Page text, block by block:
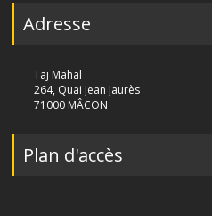
Adresse
Taj Mahal
264, Quai Jean Jaurès
71000 MÂCON
Plan d'accès